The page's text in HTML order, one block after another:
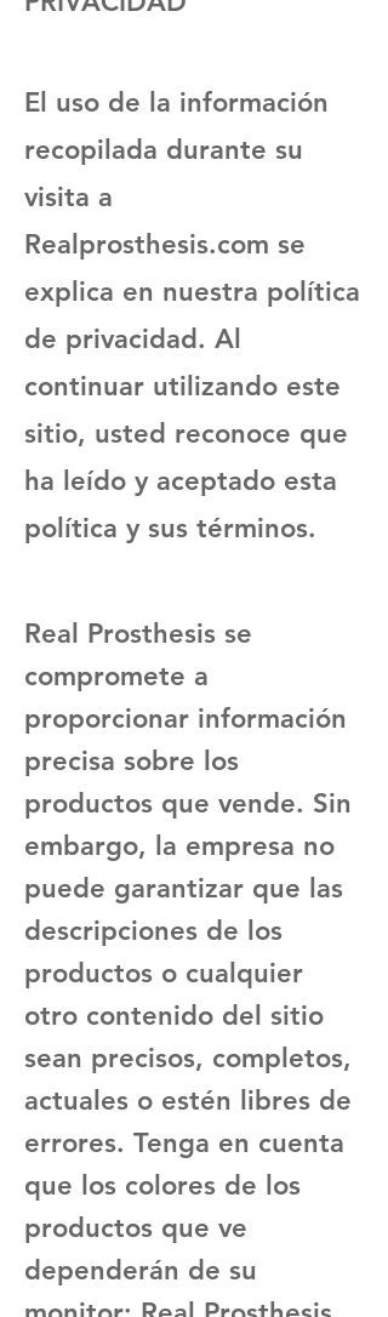
El uso de la información
recopilada durante su
visita a
Realprosthesis.com se
explica en nuestra política
de privacidad. Al
continuar utilizando este
sitio, usted reconoce que
ha leído y aceptado esta
política y sus términos.
Real Prosthesis se
compromete a
proporcionar información
precisa sobre los
productos que vende. Sin
embargo, la empresa no
puede garantizar que las
descripciones de los
productos o cualquier
otro contenido del sitio
sean precisos, completos,
actuales o estén libres de
errores. Tenga en cuenta
que los colores de los
productos que ve
dependerán de su